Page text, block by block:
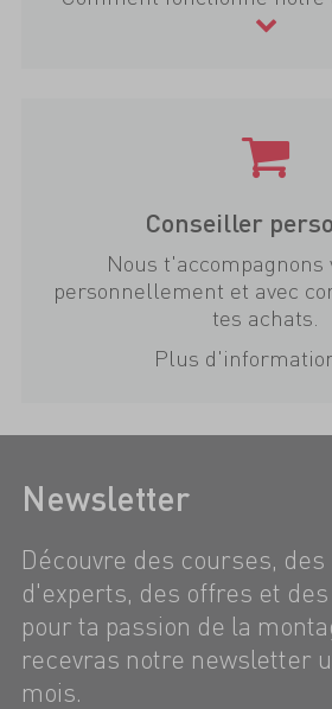
Conseiller
Nous
personnellement et avec
tes achats.
Plus
Newsletter
Découvre des courses,
d'experts, des offres et
pour ta passion de la
recevras notre newsletter
mois.